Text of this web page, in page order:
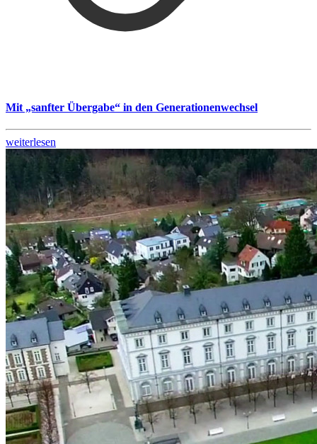
Mit „sanfter Übergabe“ in den Generationenwechsel
weiterlesen